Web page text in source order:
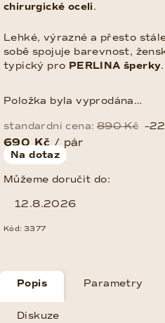
chirurgické oceli.
Lehké, výrazné a přesto
sobě spojuje barevnost,
typický pro PERLINA šperky.
Položka byla vyprodána…
standardní cena: 890 Kč
690 Kč/ pár
Měrná
cena:
Na dotaz
Můžeme doručit do:
12.8.2026
Kód: 3377
Popis Parametry
Diskuze